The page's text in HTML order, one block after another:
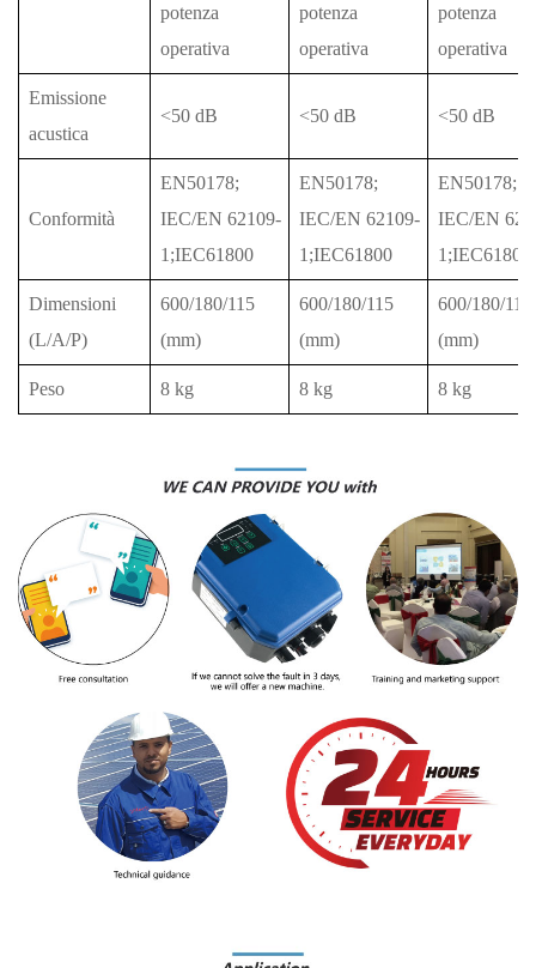
potenza
operativa
potenza
operativa
potenza
operativa
Emissione
acustica
<50 dB <50 dB <50 dB
Conformità
EN50178;
IEC/EN 62109-
1;IEC61800
EN50178;
IEC/EN 62109-
1;IEC61800
EN50178;
IEC/EN
1;IEC61800
Dimensioni
(L/A/P)
600/180/115
(mm)
600/180/115
(mm)
600/180/115
(mm)
Peso 8 kg 8 kg 8 kg